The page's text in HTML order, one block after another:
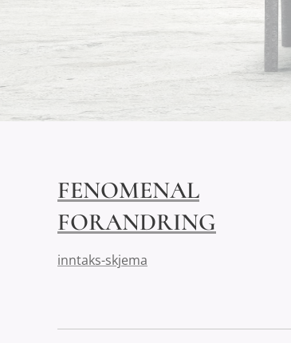
FENOMENAL
FORANDRING
inntaks-skjema